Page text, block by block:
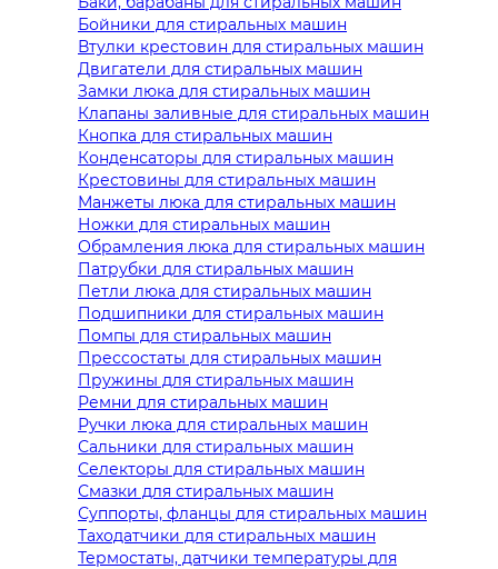
Бойники для стиральных машин
Втулки крестовин для стиральных машин
Двигатели для стиральных машин
Замки люка для стиральных машин
Клапаны заливные для стиральных машин
Кнопка для стиральных машин
Конденсаторы для стиральных машин
Крестовины для стиральных машин
Манжеты люка для стиральных машин
Ножки для стиральных машин
Обрамления люка для стиральных машин
Патрубки для стиральных машин
Петли люка для стиральных машин
Подшипники для стиральных машин
Помпы для стиральных машин
Прессостаты для стиральных машин
Пружины для стиральных машин
Ремни для стиральных машин
Ручки люка для стиральных машин
Сальники для стиральных машин
Селекторы для стиральных машин
Смазки для стиральных машин
Суппорты, фланцы для стиральных машин
Таходатчики для стиральных машин
Термостаты, датчики температуры для